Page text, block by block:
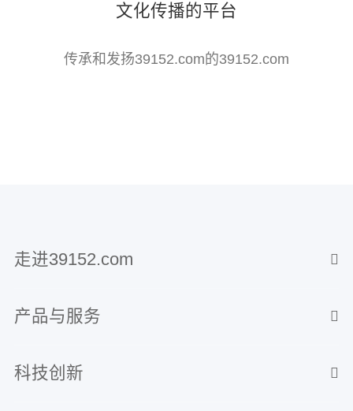
文化传播的平台
传承和发扬39152.com的39152.com
走进39152.com
产品与服务
科技创新